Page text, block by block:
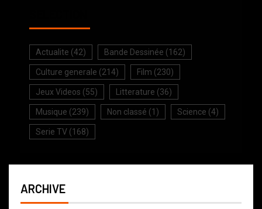
Actualite (42) Bande Dessinée (162)
Culture generale (214) Film (230)
Jeux Videos (55) Litterature (36)
Musique (239) Non classé (1) Science (4)
Serie TV (168)
ARCHIVE